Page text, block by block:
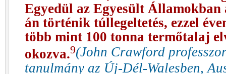
Egyedül az Egyesült Államokban
án történik túllegeltetés, ezzel
több mint 100 tonna termőtalaj
okozva. 9(John Crawford
tanulmány az Új-Dél-Walesben,